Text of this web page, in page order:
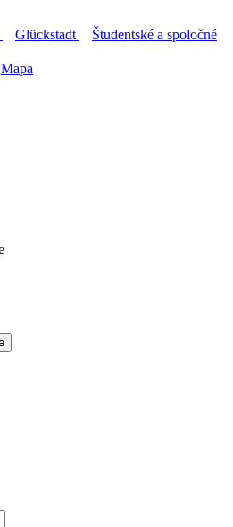
Glückstadt
Študentské a spoločné
Mapa